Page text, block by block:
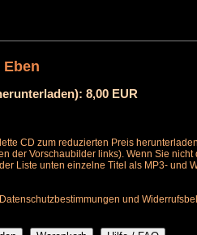
Eben
8,00 EUR
CD zum reduzierten Preis
der Vorschaubilder links). Wenn Sie
Liste unten einzelne Titel als MP3- und
und